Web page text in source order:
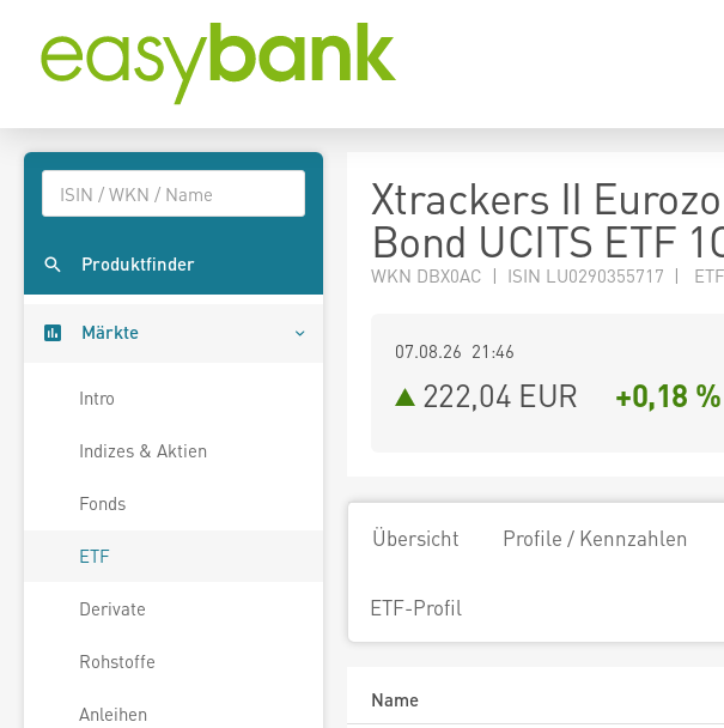
Produktfinder
Märkte
Intro
Indizes & Aktien
Fonds
ETF
Derivate
Rohstoffe
Anleihen
Xtrackers II
Bond UCITS ETF
WKN DBX0AC | ISIN LU0290355717 | ETF
07.08.26 21:46
222,04 EUR +0,18 %
Übersicht Profile / Kennzahlen
ETF-Profil
Name